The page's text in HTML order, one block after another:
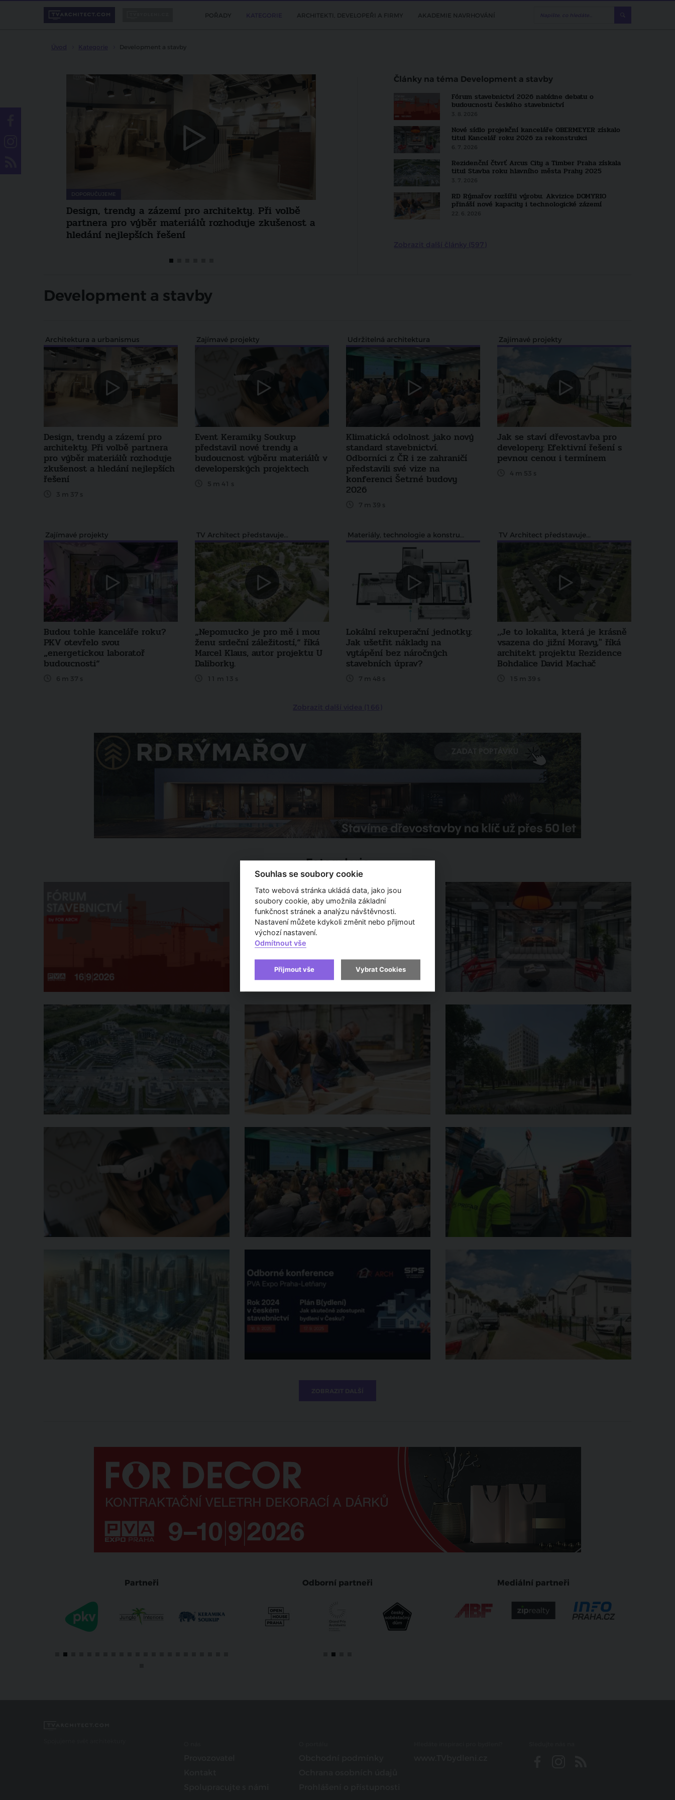
POŘADY ARCHITEKTI, DEVELOPEŘI A FIRMY AKADEMIE NAVRHOVÁNÍ
Development a stavby
DOPORUČUJEME
Event Keramiky Soukup představil nové trendy a
budoucnost výběru materiálů v developerských
projektech
Klimatická odolnost jako nový standard
stavebnictví. Odborníci z ČR i ze zahraničí
DOPORUČUJEME
Jak se staví
Články na téma Development a stavby
Fórum stavebnictví 2026 nabídne debatu o
budoucnosti českého stavebnictví
3. 8. 2026
Nové sídlo projekční kanceláře OBERMEYER získalo
titul Kancelář roku 2026 za rekonstrukci
6. 7. 2026
Rezidenční čtvrť Arcus City a Timber Praha získala
titul Stavba roku hlavního města Prahy 2025
3. 7. 2026
RD Rýmařov rozšířil výrobu. Akvizice DOMYRIO
přináší nové kapacity i technologické zázemí
22. 6. 2026
Development a stavby
Architektura a urbanismus
Design, trendy a zázemí pro
architekty. Při volbě partnera
pro výběr materiálů rozhoduje
zkušenost a hledání nejlepších
řešení
3 m 37 s
Zajímavé projekty
Event Keramiky Soukup
představil nové trendy a
budoucnost výběru materiálů v
developerských projektech
5 m 41 s
Udržitelná architektura
Klimatická odolnost jako nový
standard stavebnictví.
Odborníci z ČR i ze zahraničí
představili své vize na
konferenci Šetrné budovy
2026
7 m 39 s
Zajímavé projekty
Jak se staví dřevostavba pro
developery: Efektivní řešení s
pevnou cenou i termínem
4 m 53 s
Zajímavé projekty
Budou tohle kanceláře roku?
PKV otevřelo svou
„energetickou laboratoř
budoucnosti“
6 m 37 s
TV Architect představuje...
„Nepomucko je pro mě i mou
ženu srdeční záležitostí,“ říká
Marcel Klaus, autor projektu U
Daliborky.
11 m 13 s
Materiály, technologie a konstrukce
Lokální rekuperační jednotky:
Jak ušetřit náklady na
vytápění bez náročných
stavebních úprav?
7 m 48 s
TV Architect představuje...
,,Je to lokalita, která je krásně
vsazena do jižní Moravy," říká
architekt projektu Rezidence
Bohdalice David Machač
15 m 39 s
Fotogalerie
Partneři Odborní partneři Mediální partneři
Souhlas se soubory cookie
Tato webová stránka ukládá data, jako jsou
soubory cookie, aby umožnila základní
funkčnost stránek a analýzu návštěvnosti.
Nastavení můžete kdykoli změnit nebo přijmout
výchozí nastavení.
Odmítnout vše
Přijmout vše Vybrat Cookies